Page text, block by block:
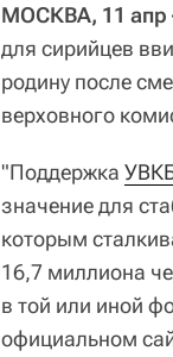
МОСКВА, 11 апр
для сирийцев
родину после
верховного
"Поддержка
значение для
которым
16,7 миллиона
в той или иной
официальном